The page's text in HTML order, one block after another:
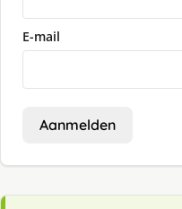
E-mail
Aanmelden